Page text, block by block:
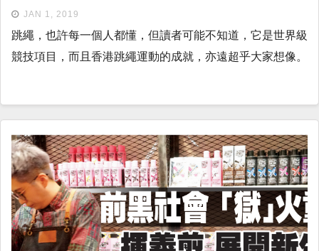
JAN 1, 2019
跳繩，也許每一個人都懂，但讀者可能不知道，它是世界級
競技項目，而且香港跳繩運動的成就，亦遠超乎大家想像。